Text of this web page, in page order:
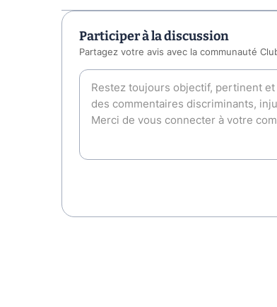
Participer à la discussion
Partagez votre avis avec la communauté